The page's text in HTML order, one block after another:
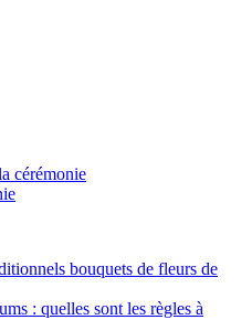
cérémonie
bouquets de fleurs de
: quelles sont les règles à